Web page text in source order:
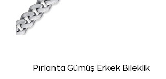
Pırlanta Gümüş Erkek Bileklik